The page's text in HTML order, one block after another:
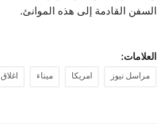
السفن القادمة إلى هذه الموانئ.
العلامات:
مراسل نيوز امريكا ميناء اغلاق